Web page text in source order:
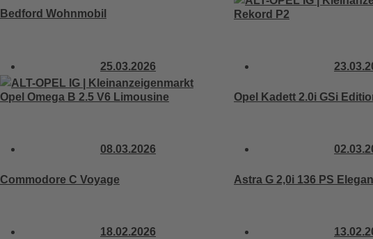
Bedford Wohnmobil Rekord P2
25.03.2026
Opel Omega B 2.5 V6 Limousine Opel Kadett 2.0i GSi
08.03.2026
Commodore C Voyage Astra G 2,0i 136 PS
18.02.2026